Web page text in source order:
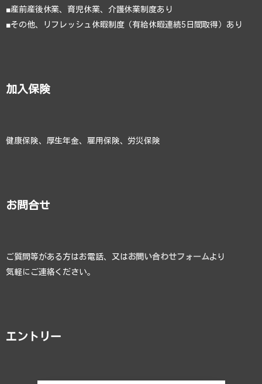
■産前産後休業、育児休業、介護休業制度あり
■その他、リフレッシュ休暇制度（有給休暇連続5日間取得）あり
加入保険
健康保険、厚生年金、雇用保険、労災保険
お問合せ
ご質問等がある方はお電話、又はお問い合わせフォームより
気軽にご連絡ください。
エントリー